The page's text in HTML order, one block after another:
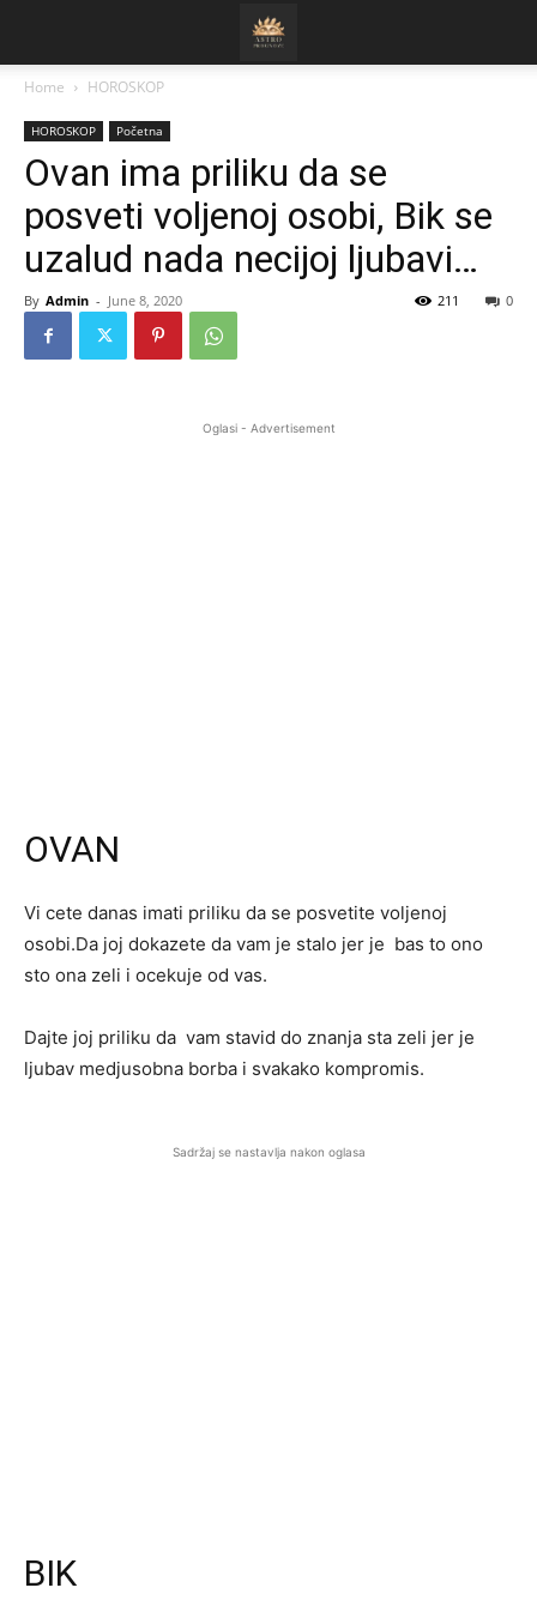
Home HOROSKOP
HOROSKOP Početna
Ovan ima priliku da se
posveti voljenoj osobi, Bik se
uzalud nada necijoj ljubavi…
By Admin - June 8, 2020 0
211
Oglasi - Advertisement
OVAN
Vi cete danas imati priliku da se posvetite voljenoj
osobi.Da joj dokazete da vam je stalo jer je bas to ono
sto ona zeli i ocekuje od vas.
Dajte joj priliku da vam stavid do znanja sta zeli jer je
ljubav medjusobna borba i svakako kompromis.
Sadržaj se nastavlja nakon oglasa
BIK